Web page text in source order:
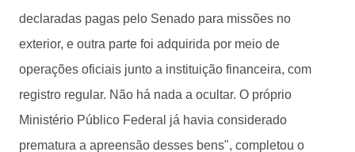
declaradas pagas pelo Senado para missões no
exterior, e outra parte foi adquirida por meio de
operações oficiais junto a instituição financeira, com
registro regular. Não há nada a ocultar. O próprio
Ministério Público Federal já havia considerado
prematura a apreensão desses bens", completou o